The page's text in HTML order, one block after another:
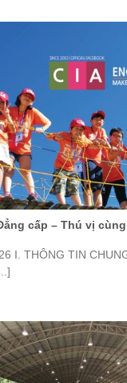
cấp – Thú vị
I. THÔNG TIN